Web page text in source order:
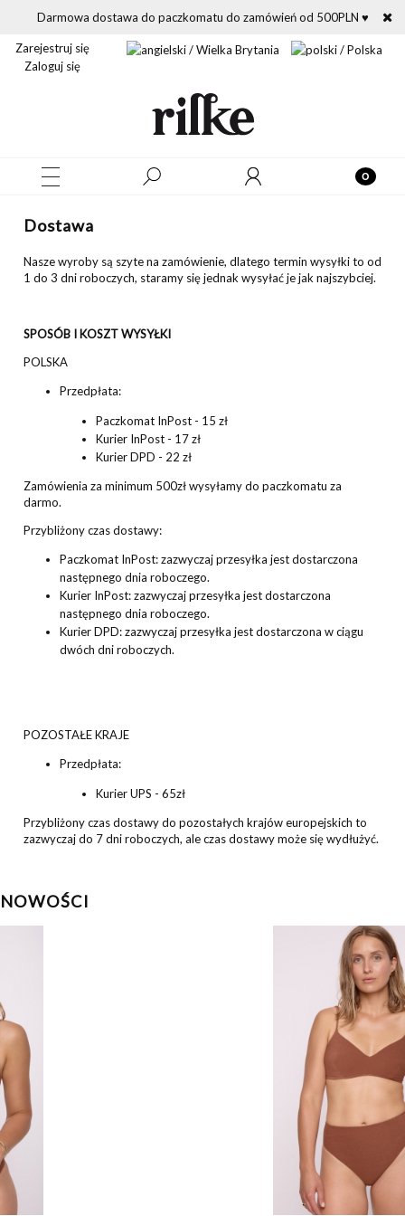
Darmowa dostawa do paczkomatu do zamówień od 500PLN ♥
Zarejestruj się
Zaloguj się
Dostawa
Nasze wyroby są szyte na zamówienie, dlatego termin wysyłki to od
1 do 3 dni roboczych, staramy się jednak wysyłać je jak najszybciej.
SPOSÓB I KOSZT WYSYŁKI
POLSKA
Przedpłata:
Paczkomat InPost - 15 zł
Kurier InPost - 17 zł
Kurier DPD - 22 zł
Zamówienia za minimum 500zł wysyłamy do paczkomatu za
darmo.
Przybliżony czas dostawy:
Paczkomat InPost: zazwyczaj przesyłka jest dostarczona
następnego dnia roboczego.
Kurier InPost: zazwyczaj przesyłka jest dostarczona
następnego dnia roboczego.
Kurier DPD: zazwyczaj przesyłka jest dostarczona w ciągu
dwóch dni roboczych.
POZOSTAŁE KRAJE
Przedpłata:
Kurier UPS - 65zł
Przybliżony czas dostawy do pozostałych krajów europejskich to
zazwyczaj do 7 dni roboczych, ale czas dostawy może się wydłużyć.
NOWOŚCI